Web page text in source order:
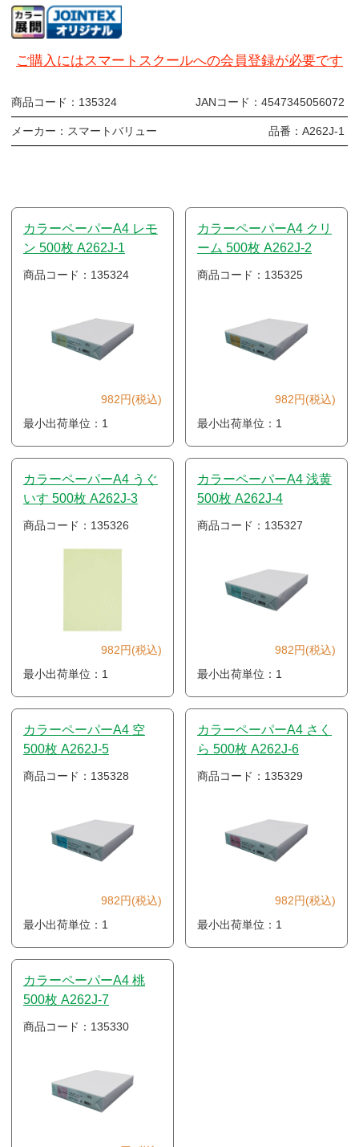
ご購入にはスマートスクールへの会員登録が必要です
商品コード： 135324 JANコード： 4547345056072
メーカー： スマートバリュー 品番： A262J-1
カラーペーパーA4 レモ
ン 500枚 A262J-1
商品コード：135324
982円(税込)
最小出荷単位：1
カラーペーパーA4 クリ
ーム 500枚 A262J-2
商品コード：135325
982円(税込)
最小出荷単位：1
カラーペーパーA4 うぐ
いす 500枚 A262J-3
商品コード：135326
982円(税込)
最小出荷単位：1
カラーペーパーA4 浅黄
500枚 A262J-4
商品コード：135327
982円(税込)
最小出荷単位：1
カラーペーパーA4 空
500枚 A262J-5
商品コード：135328
982円(税込)
最小出荷単位：1
カラーペーパーA4 さく
ら 500枚 A262J-6
商品コード：135329
982円(税込)
最小出荷単位：1
カラーペーパーA4 桃
500枚 A262J-7
商品コード：135330